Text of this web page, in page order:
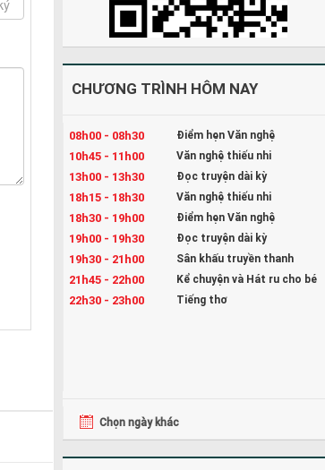
CHƯƠNG TRÌNH HÔM NAY
08h00 - 08h30 Điểm hẹn Văn nghệ
10h45 - 11h00 Văn nghệ thiếu nhi
13h00 - 13h30 Đọc truyện dài kỳ
18h15 - 18h30 Văn nghệ thiếu nhi
18h30 - 19h00 Điểm hẹn Văn nghệ
19h00 - 19h30 Đọc truyện dài kỳ
19h30 - 21h00 Sân khấu truyền thanh
21h45 - 22h00 Kể chuyện và Hát ru cho bé
22h30 - 23h00 Tiếng thơ
Chọn ngày khác